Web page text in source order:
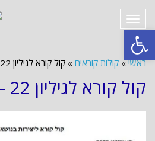
פתח סרגל נגישות
תפריט
ראשי » קולות קוראים » קול קורא לגיליון 22 – ציוני דרך
קול קורא לגיליון 22 – ציוני דרך